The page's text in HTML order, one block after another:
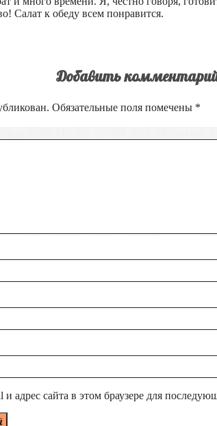
Салат к обеду всем понравится.
Добавить
Обязательные поля помечены *
адрес сайта в этом браузере для